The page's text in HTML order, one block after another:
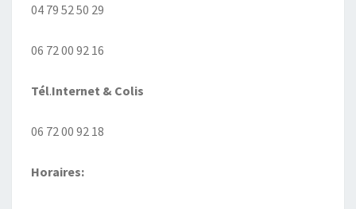
04 79 52 50 29
06 72 00 92 16
Tél.Internet & Colis
06 72 00 92 18
Horaires: